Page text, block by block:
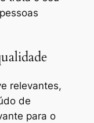
relevantes,
de
para o